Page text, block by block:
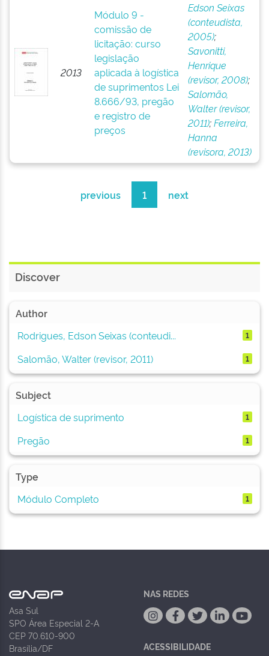
2013
Módulo 9 -
comissão de
licitação: curso
legislação
aplicada à logística
de suprimentos Lei
8.666/93, pregão
e registro de
preços
Edson Seixas
(conteudista,
2005);
Savonitti,
Henrique
(revisor, 2008);
Salomão,
Walter (revisor,
2011);Ferreira,
Hanna
(revisora, 2013)
previous 1 next
Discover
Author
Rodrigues, Edson Seixas (conteudi...
1
Salomão, Walter (revisor, 2011) 1
Subject
Logística de suprimento
1
Pregão 1
Type
Módulo Completo
1
Asa Sul
SPO Área Especial 2-A
CEP 70.610-900
Brasília/DF
NAS REDES
ACESSIBILIDADE